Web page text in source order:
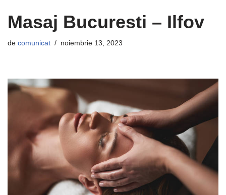
Masaj Bucuresti – Ilfov
de comunicat noiembrie 13, 2023